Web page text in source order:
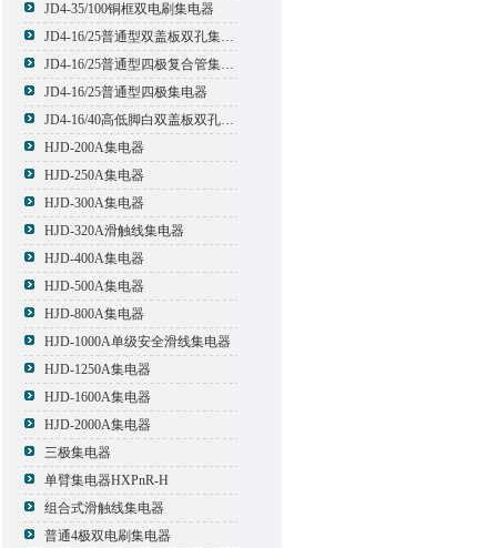
JD4-35/100铜框双电刷集电器
JD4-16/25普通型双盖板双孔集电器
JD4-16/25普通型四极复合管集电器
JD4-16/25普通型四极集电器
JD4-16/40高低脚白双盖板双孔集电器
HJD-200A集电器
HJD-250A集电器
HJD-300A集电器
HJD-320A滑触线集电器
HJD-400A集电器
HJD-500A集电器
HJD-800A集电器
HJD-1000A单级安全滑线集电器
HJD-1250A集电器
HJD-1600A集电器
HJD-2000A集电器
三极集电器
单臂集电器HXPnR-H
组合式滑触线集电器
普通4极双电刷集电器